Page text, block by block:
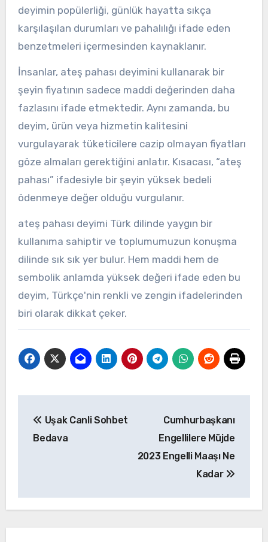
deyimin popülerliği, günlük hayatta sıkça
karşılaşılan durumları ve pahalılığı ifade eden
benzetmeleri içermesinden kaynaklanır.
İnsanlar, ateş pahası deyimini kullanarak bir
şeyin fiyatının sadece maddi değerinden daha
fazlasını ifade etmektedir. Aynı zamanda, bu
deyim, ürün veya hizmetin kalitesini
vurgulayarak tüketicilere cazip olmayan fiyatları
göze almaları gerektiğini anlatır. Kısacası, “ateş
pahası” ifadesiyle bir şeyin yüksek bedeli
ödenmeye değer olduğu vurgulanır.
ateş pahası deyimi Türk dilinde yaygın bir
kullanıma sahiptir ve toplumumuzun konuşma
dilinde sık sık yer bulur. Hem maddi hem de
sembolik anlamda yüksek değeri ifade eden bu
deyim, Türkçe'nin renkli ve zengin ifadelerinden
biri olarak dikkat çeker.
gezinmesi
Uşak Canli Sohbet
Bedava
Cumhurbaşkanı
Engellilere Müjde
2023 Engelli Maaşı Ne
Kadar